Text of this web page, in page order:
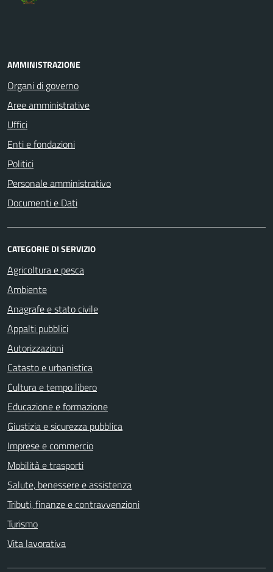
AMMINISTRAZIONE
Organi di governo
Aree amministrative
Uffici
Enti e fondazioni
Politici
Personale amministrativo
Documenti e Dati
CATEGORIE DI SERVIZIO
Agricoltura e pesca
Ambiente
Anagrafe e stato civile
Appalti pubblici
Autorizzazioni
Catasto e urbanistica
Cultura e tempo libero
Educazione e formazione
Giustizia e sicurezza pubblica
Imprese e commercio
Mobilità e trasporti
Salute, benessere e assistenza
Tributi, finanze e contravvenzioni
Turismo
Vita lavorativa